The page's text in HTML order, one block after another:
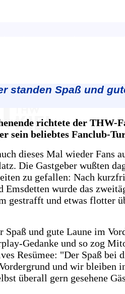
standen Spaß und
richtete der THW-
sein beliebtes Fanclub-
dieses Mal wieder Fans
Die Gastgeber wußten
zu gefallen: Nach
Emsdetten wurde das
gestrafft und etwas flotter
Spaß und gute Laune im
Gedanke und so zog
Resümee: "Der Spaß bei
und wir bleiben
überall gern gesehene